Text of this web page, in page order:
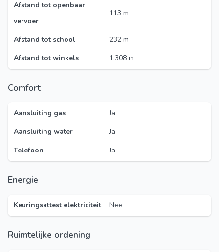
Afstand tot openbaar
vervoer
113 m
Afstand tot school
232 m
Afstand tot winkels
1.308 m
Comfort
Aansluiting gas
Ja
Aansluiting water
Ja
Telefoon
Ja
Energie
Keuringsattest elektriciteit Nee
Ruimtelijke ordening